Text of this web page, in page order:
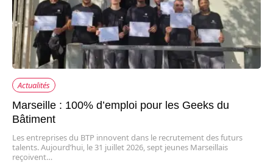
Actualités
Marseille : 100% d’emploi pour les Geeks du
Bâtiment
Les entreprises du BTP innovent dans le recrutement des futurs
talents. Aujourd’hui, le 31 juillet 2026, sept jeunes Marseillais
reçoivent…